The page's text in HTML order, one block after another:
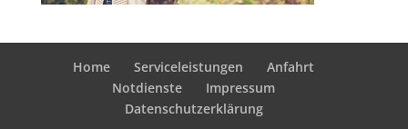
Home Serviceleistungen
Anfahrt
Notdienste
Impressum
Datenschutzerklärung